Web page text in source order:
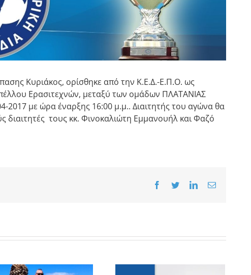
Κυριάκος, ορίσθηκε από την Κ.Ε.Δ.-Ε.Π.Ο. ως
Ερασιτεχνών, μεταξύ των ομάδων ΠΛΑΤΑΝΙΑΣ
με ώρα έναρξης 16:00 μ.μ.. Διαιτητής του αγώνα θα
διαιτητές τους κκ. Φινοκαλιώτη Εμμανουήλ και Φαζό
Facebook
TwitterLinkedInEmail